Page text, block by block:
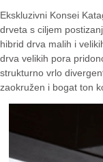
Ekskluzivni Konsei
drveta s ciljem
hibrid drva malih i
drva velikih pora
strukturno vrlo
zaokružen i bogat ton